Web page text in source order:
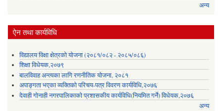
अन्य
ऐन तथा कार्यविधि
विद्यालय विक्षा क्षेत्रको योजना (२०८१/०८२ - २०८५/०८६)
शिक्षा विधेयक,२०७९
बालविवाह अन्त्यका लागि रणनीतिक योजना, २०८१
अपाङ्गता भएका व्यक्तिको परिचय-पत्र विवरण कार्यविधि,२०७६
देवाही गोनाही नगरपालिकाको प्रशासकीय कार्यविधि(नियमित गर्ने) विधेयक,२०७६
अन्य